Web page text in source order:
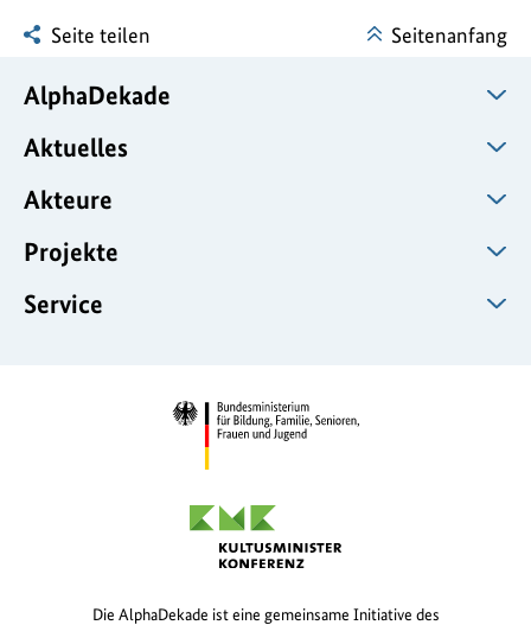
Seite teilen Seitenanfang
AlphaDekade
Aktuelles
Akteure
Projekte
Service
Die AlphaDekade ist eine gemeinsame Initiative des